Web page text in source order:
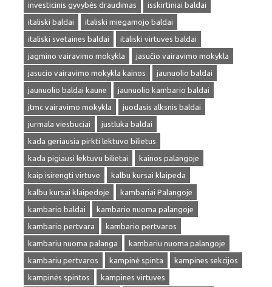
investicinis gyvybės draudimas
isskirtiniai baldai
italiski baldai
italiski miegamojo baldai
italiski svetaines baldai
italiski virtuves baldai
jagmino vairavimo mokykla
jasučio vairavimo mokykla
jasucio vairavimo mokykla kainos
jaunuolio baldai
jaunuolio baldai kaune
jaunuolio kambario baldai
jtmc vairavimo mokykla
juodasis alksnis baldai
jurmala viesbuciai
justluka baldai
kada geriausia pirkti lektuvo bilietus
kada pigiausi lektuvu bilietai
kainos palangoje
kaip isirengti virtuve
kalbu kursai klaipeda
kalbu kursai klaipedoje
kambariai Palangoje
kambario baldai
kambario nuoma palangoje
kambario pertvara
kambario pertvaros
kambariu nuoma palanga
kambariu nuoma palangoje
kambariu pertvaros
kampinė spinta
kampines sekcijos
kampinės spintos
kampines virtuves